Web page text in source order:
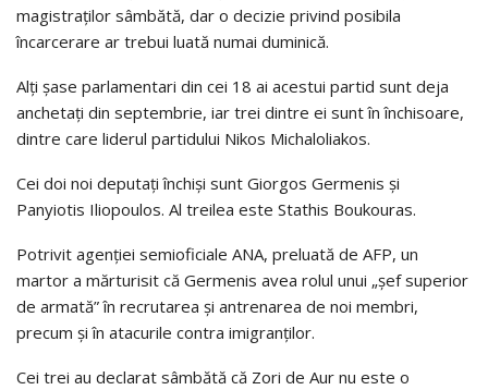
magistraților sâmbătă, dar o decizie privind posibila
încarcerare ar trebui luată numai duminică.
Alți șase parlamentari din cei 18 ai acestui partid sunt deja
anchetați din septembrie, iar trei dintre ei sunt în închisoare,
dintre care liderul partidului Nikos Michaloliakos.
Cei doi noi deputați închiși sunt Giorgos Germenis și
Panyiotis Iliopoulos. Al treilea este Stathis Boukouras.
Potrivit agenției semioficiale ANA, preluată de AFP, un
martor a mărturisit că Germenis avea rolul unui „șef superior
de armată” în recrutarea și antrenarea de noi membri,
precum și în atacurile contra imigranților.
Cei trei au declarat sâmbătă că Zori de Aur nu este o